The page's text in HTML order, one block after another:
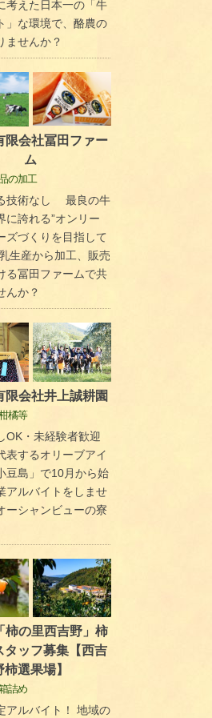
考えた日本一の「牛
」な環境で、酪農の
ませんか？
限会社冨田ファー
ム
の加工
技術なし 最良の牛
に誇れる”オンリー
ズづくりを目指して
生産から加工、販売
る冨田ファームで共
んか？
限会社井上誠耕園
橘等
OK・未経験者歓迎
表するオリーブアイ
豆島」で10月から始
アルバイトをしませ
ーシャンビューの寮
「柿の里西吉野」柿
タッフ募集【西吉
柿選果場】
詰め
アルバイト！ 地域の